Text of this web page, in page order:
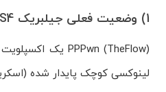
1) وضعیت فعلی جیلبریک PS4: از 9.00 تا 12.xx